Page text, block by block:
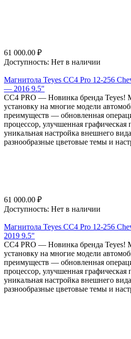
61 000.00 ₽
Доступность: Нет в наличии
Магнитола Teyes CC4 Pro 12-256
— 2016 9.5"
СС4 PRO — Новинка бренда Teyes!
установку на многие модели
преимуществ — обновленная
процессор, улучшенная графическая
уникальная настройка внешнего
разнообразные цветовые темы и
61 000.00 ₽
Доступность: Нет в наличии
Магнитола Teyes CC4 Pro 12-256
2019 9.5"
СС4 PRO — Новинка бренда Teyes!
установку на многие модели
преимуществ — обновленная
процессор, улучшенная графическая
уникальная настройка внешнего
разнообразные цветовые темы и